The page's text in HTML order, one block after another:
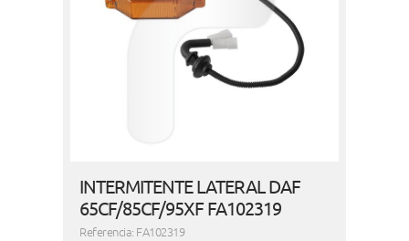
INTERMITENTE LATERAL DAF
65CF/85CF/95XF FA102319
Referencia: FA102319